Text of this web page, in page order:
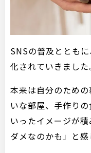
SNSの普及ととも
化されていきました
本来は自分のため
いな部屋、手作り
いったイメージが
ダメなのかも」と感